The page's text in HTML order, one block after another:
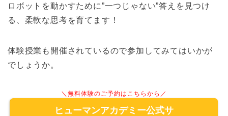
ロボットを動かすために”一つじゃない”答えを見つけ
る、柔軟な思考を育てます！
体験授業も開催されているので参加してみてはいかが
でしょうか。
＼無料体験のご予約はこちらから／
ヒューマンアカデミー公式サ